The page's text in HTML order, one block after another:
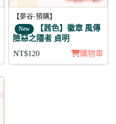
【夢谷-預購】
New 【茜色】徽章 風傳
險惡之隱者 貞明
NT$120
購物車